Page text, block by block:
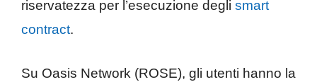
riservatezza per l’esecuzione degli smart
contract.
Su Oasis Network (ROSE), gli utenti hanno la